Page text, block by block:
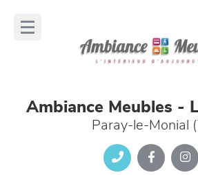
Ambiance Meubles -
Paray-le-Monial